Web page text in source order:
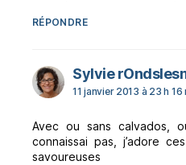
RÉPONDRE
Sylvie
11 janvier 2013 à 23 h 16
Avec ou sans calvados,
connaissai pas, j’adore
savoureuses